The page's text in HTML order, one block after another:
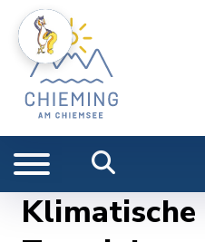
Klimatische